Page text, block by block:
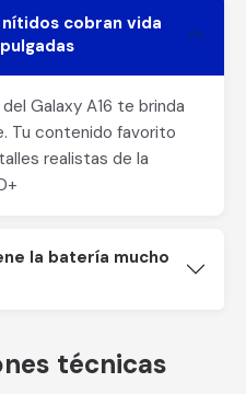
cobran vida
Galaxy A16 te brinda
Tu contenido favorito
realistas de la
la batería mucho
técnicas